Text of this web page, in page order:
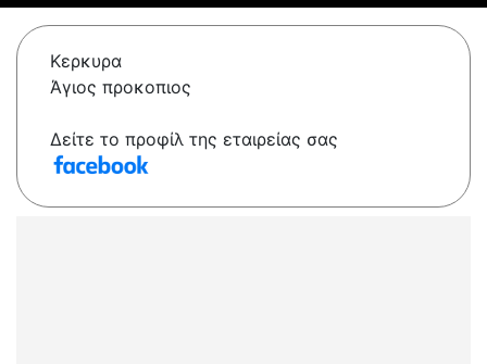
Κερκυρα
Άγιος προκοπιος
Δείτε το προφίλ της εταιρείας σας